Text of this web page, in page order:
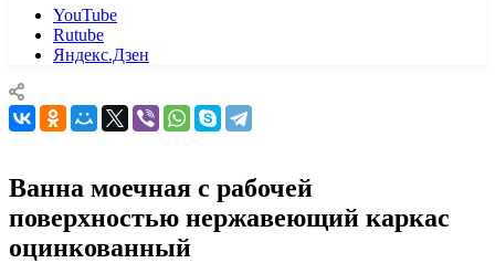
YouTube
Rutube
Яндекс.Дзен
Ванна моечная с рабочей
поверхностью нержавеющий каркас
оцинкованный